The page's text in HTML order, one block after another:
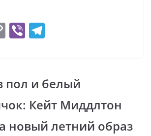
C
y
Li
n
k
Vi
gr
a
m
пол и белый
Кейт Миддлтон
новый летний образ